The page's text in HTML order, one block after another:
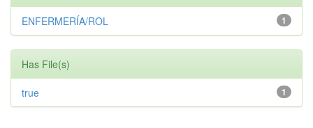
1
ENFERMERÍA/ROL
Has File(s)
1
true